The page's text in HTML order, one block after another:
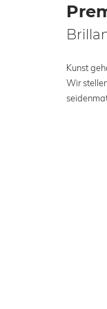
Kunst
Wir